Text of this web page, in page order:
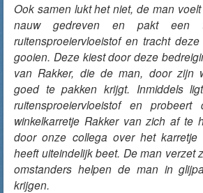
Ook samen lukt het niet, de man
nauw gedreven en pakt een
ruitensproeiervloeistof en tracht
gooien. Deze kiest door deze
van Rakker, die de man, door zijn
goed te pakken krijgt. Inmiddels
ruitensproeiervloeistof en
winkelkarretje Rakker van zich af te
door onze collega over het
heeft uiteindelijk beet. De man verzet
omstanders helpen de man in
krijgen.